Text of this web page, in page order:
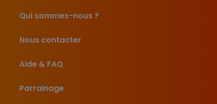
Qui sommes-nous ?
Nous contacter
Aide & FAQ
Parrainage